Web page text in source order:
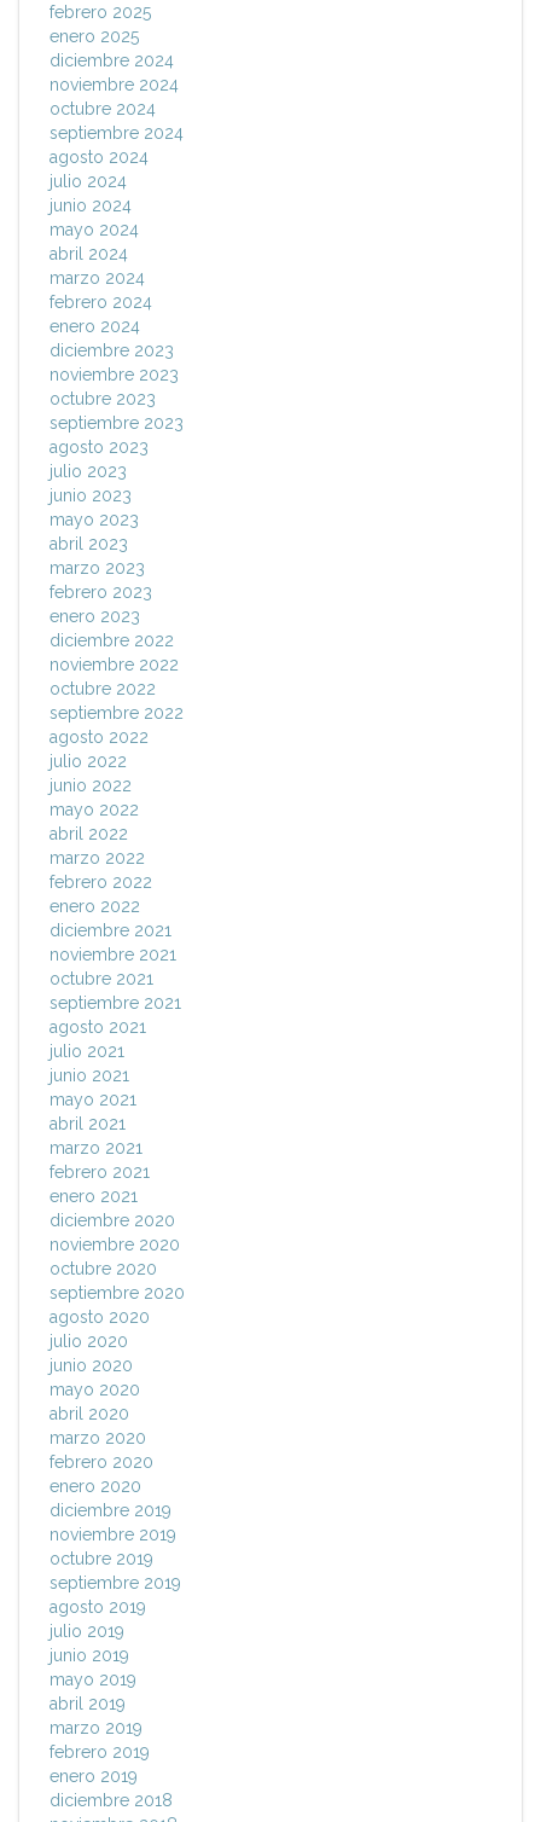
febrero 2025
enero 2025
diciembre 2024
noviembre 2024
octubre 2024
septiembre 2024
agosto 2024
julio 2024
junio 2024
mayo 2024
abril 2024
marzo 2024
febrero 2024
enero 2024
diciembre 2023
noviembre 2023
octubre 2023
septiembre 2023
agosto 2023
julio 2023
junio 2023
mayo 2023
abril 2023
marzo 2023
febrero 2023
enero 2023
diciembre 2022
noviembre 2022
octubre 2022
septiembre 2022
agosto 2022
julio 2022
junio 2022
mayo 2022
abril 2022
marzo 2022
febrero 2022
enero 2022
diciembre 2021
noviembre 2021
octubre 2021
septiembre 2021
agosto 2021
julio 2021
junio 2021
mayo 2021
abril 2021
marzo 2021
febrero 2021
enero 2021
diciembre 2020
noviembre 2020
octubre 2020
septiembre 2020
agosto 2020
julio 2020
junio 2020
mayo 2020
abril 2020
marzo 2020
febrero 2020
enero 2020
diciembre 2019
noviembre 2019
octubre 2019
septiembre 2019
agosto 2019
julio 2019
junio 2019
mayo 2019
abril 2019
marzo 2019
febrero 2019
enero 2019
diciembre 2018